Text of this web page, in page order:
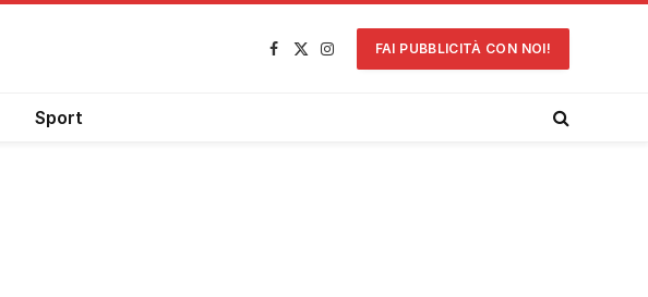
Facebook
X
Instagram
FAI PUBBLICITÀ CON NOI!
Sport